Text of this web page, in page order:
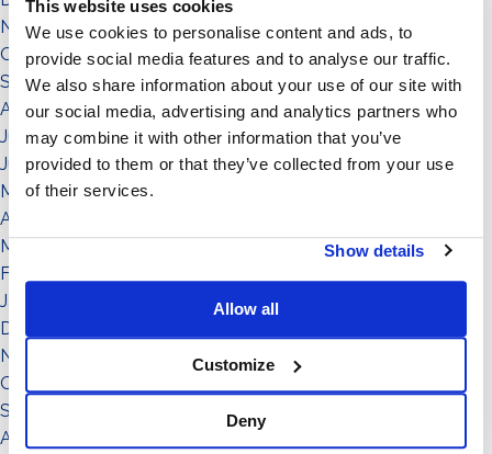
This website uses cookies
We use cookies to personalise content and ads, to
provide social media features and to analyse our traffic.
We also share information about your use of our site with
our social media, advertising and analytics partners who
may combine it with other information that you’ve
provided to them or that they’ve collected from your use
of their services.
Show details
Allow all
Customize
Deny
November 2022
October 2022
September 2022
August 2022
July 2022
June 2022
May 2022
April 2022
March 2022
February 2022
January 2022
December 2021
November 2021
October 2021
September 2021
August 2021